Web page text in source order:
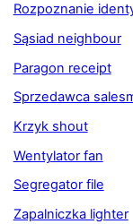
Rozpoznanie
Sąsiad neighbour
Paragon receipt
Sprzedawca
Krzyk shout
Wentylator fan
Segregator file
Zapalniczka lighter